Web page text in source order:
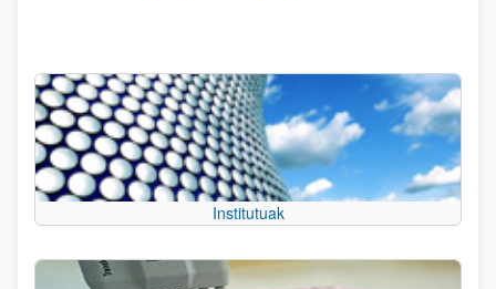
Institutuak